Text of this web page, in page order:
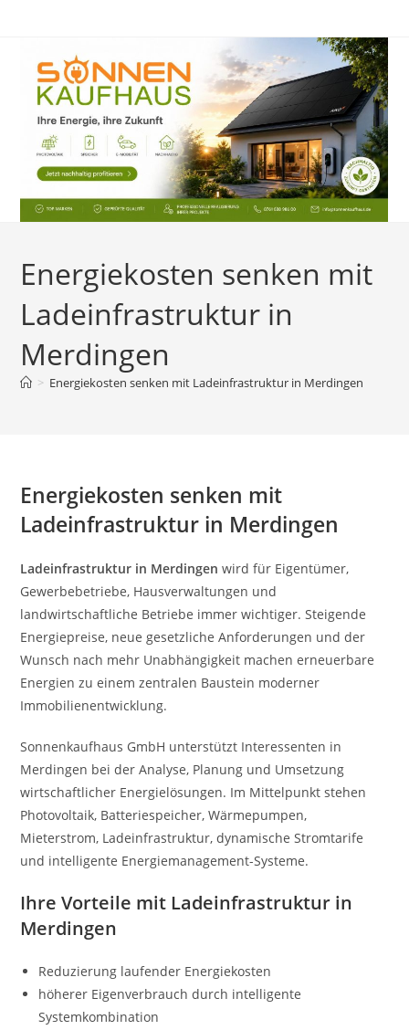
Energiekosten senken mit
Ladeinfrastruktur in
Merdingen
> Energiekosten senken mit Ladeinfrastruktur in Merdingen
Energiekosten senken mit
Ladeinfrastruktur in Merdingen
Ladeinfrastruktur in Merdingen wird für Eigentümer,
Gewerbebetriebe, Hausverwaltungen und
landwirtschaftliche Betriebe immer wichtiger. Steigende
Energiepreise, neue gesetzliche Anforderungen und der
Wunsch nach mehr Unabhängigkeit machen erneuerbare
Energien zu einem zentralen Baustein moderner
Immobilienentwicklung.
Sonnenkaufhaus GmbH unterstützt Interessenten in
Merdingen bei der Analyse, Planung und Umsetzung
wirtschaftlicher Energielösungen. Im Mittelpunkt stehen
Photovoltaik, Batteriespeicher, Wärmepumpen,
Mieterstrom, Ladeinfrastruktur, dynamische Stromtarife
und intelligente Energiemanagement-Systeme.
Ihre Vorteile mit Ladeinfrastruktur in
Merdingen
Reduzierung laufender Energiekosten
höherer Eigenverbrauch durch intelligente
Systemkombination